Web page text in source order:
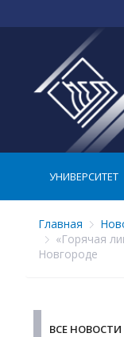
УНИВЕРСИТЕТ
Главная
«Горячая
Новгороде
ВСЕ НОВОСТИ